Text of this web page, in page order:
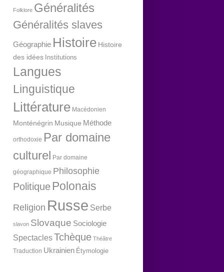
Folklore Généralités
Généralités slaves
Géographie Histoire Histoire
des idées Institutions
Langues
Linguistique
Littérature Macédonien
Monténégrin Musique Méthode
orthodoxie Par domaine
culturel Par domaine
géographique Philosophie
Politique Polonais
Religion Russe Serbe
slavon Slovaque Sociologie
SpectaclesTchèque Théâtre
Traduction Ukrainien Étymologie